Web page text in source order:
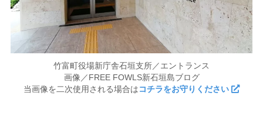
竹富町役場新庁舎石垣支所／エントランス
画像／FREE FOWLS新石垣島ブログ
当画像を二次使用される場合はコチラをお守りください